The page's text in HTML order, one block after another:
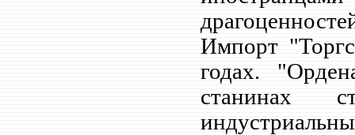
Импорт
годах.
станинах